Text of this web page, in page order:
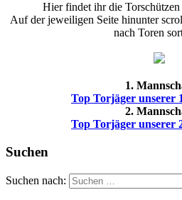
Hier findet ihr die Torschützen
Auf der jeweiligen Seite hinunter
nach Toren
1.
Top Torjäger unserer
2.
Top Torjäger unserer
Suchen
Suchen nach: